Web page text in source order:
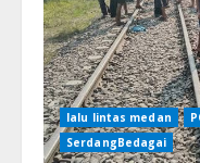
lalu lintas medan
SerdangBedagai